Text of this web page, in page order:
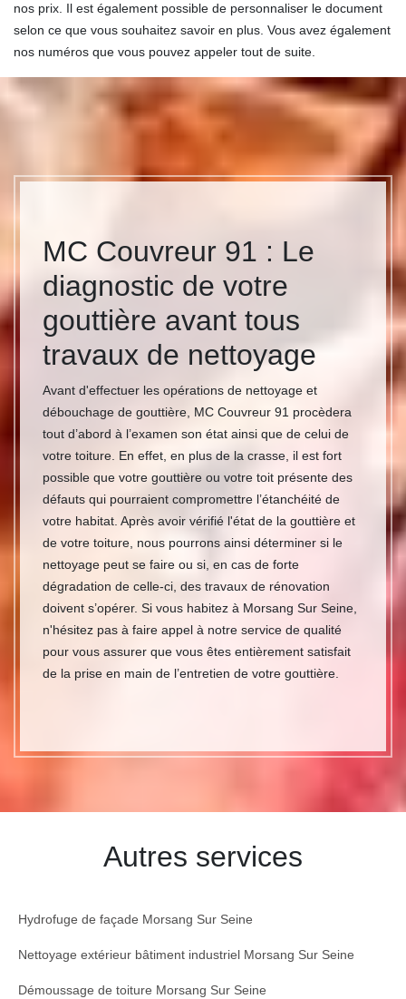
nos prix. Il est également possible de personnaliser le document
selon ce que vous souhaitez savoir en plus. Vous avez également
nos numéros que vous pouvez appeler tout de suite.
MC Couvreur 91 : Le
diagnostic de votre
gouttière avant tous
travaux de nettoyage
Avant d'effectuer les opérations de nettoyage et
débouchage de gouttière, MC Couvreur 91 procèdera
tout d’abord à l’examen son état ainsi que de celui de
votre toiture. En effet, en plus de la crasse, il est fort
possible que votre gouttière ou votre toit présente des
défauts qui pourraient compromettre l’étanchéité de
votre habitat. Après avoir vérifié l'état de la gouttière et
de votre toiture, nous pourrons ainsi déterminer si le
nettoyage peut se faire ou si, en cas de forte
dégradation de celle-ci, des travaux de rénovation
doivent s’opérer. Si vous habitez à Morsang Sur Seine,
n'hésitez pas à faire appel à notre service de qualité
pour vous assurer que vous êtes entièrement satisfait
de la prise en main de l’entretien de votre gouttière.
Autres services
Hydrofuge de façade Morsang Sur Seine
Nettoyage extérieur bâtiment industriel Morsang Sur Seine
Démoussage de toiture Morsang Sur Seine